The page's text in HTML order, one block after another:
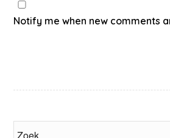
Notify me when new comments